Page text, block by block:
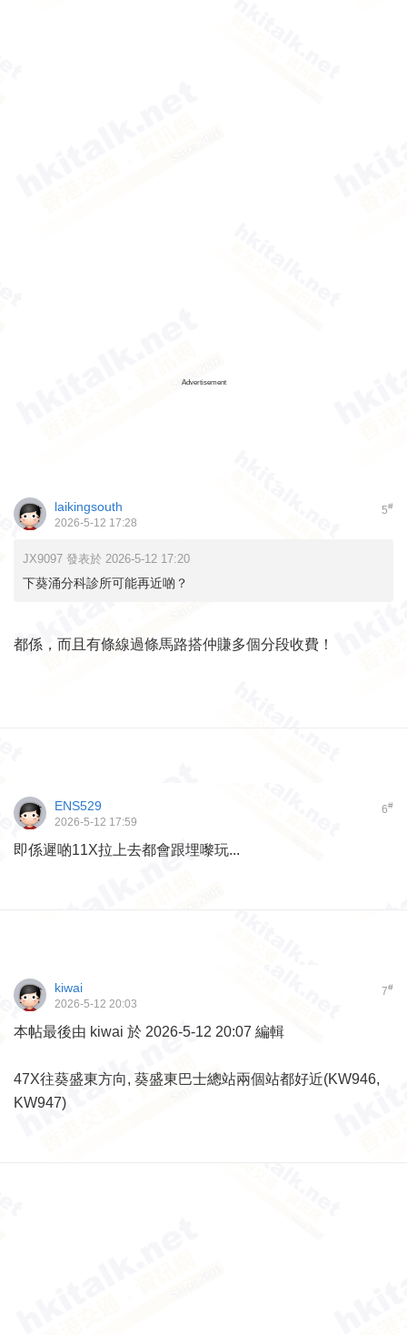
Advertisement
5#
laikingsouth
2026-5-12 17:28
JX9097 發表於 2026-5-12 17:20
下葵涌分科診所可能再近啲？
都係，而且有條線過條馬路搭仲賺多個分段收費！
6#
ENS529
2026-5-12 17:59
即係遲啲11X拉上去都會跟埋嚟玩...
7#
kiwai
2026-5-12 20:03
本帖最後由 kiwai 於 2026-5-12 20:07 編輯
47X往葵盛東方向, 葵盛東巴士總站兩個站都好近(KW946,
KW947)